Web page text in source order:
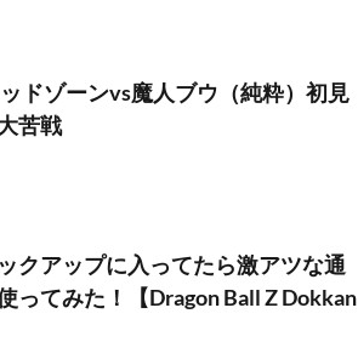
ッドゾーンvs魔人ブウ（純粋）初見
苦戦
クアップに入ってたら激アツな通
ってみた！【Dragon Ball Z Dokkan